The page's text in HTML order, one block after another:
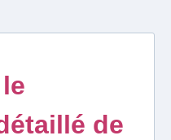
de